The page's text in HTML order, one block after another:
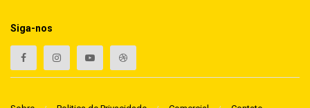
Siga-nos